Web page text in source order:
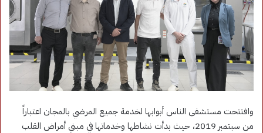
وافتتحت مستشفى الناس أبوابها لخدمة جميع المرضي بالمجان اعتباراً
من سبتمبر 2019، حيث بدأت نشاطها وخدماتها في مبني أمراض القلب